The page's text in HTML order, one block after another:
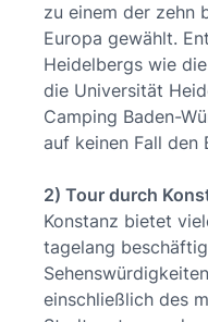
zu einem der zehn
Europa gewählt.
Heidelbergs wie
die Universität
Camping Baden-
auf keinen Fall den
2) Tour durch
Konstanz bietet
tagelang
einschließlich des